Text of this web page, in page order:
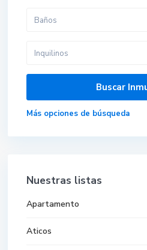
Baños
Inquilinos
Más opciones de búsqueda
Nuestras listas
Apartamento
Aticos